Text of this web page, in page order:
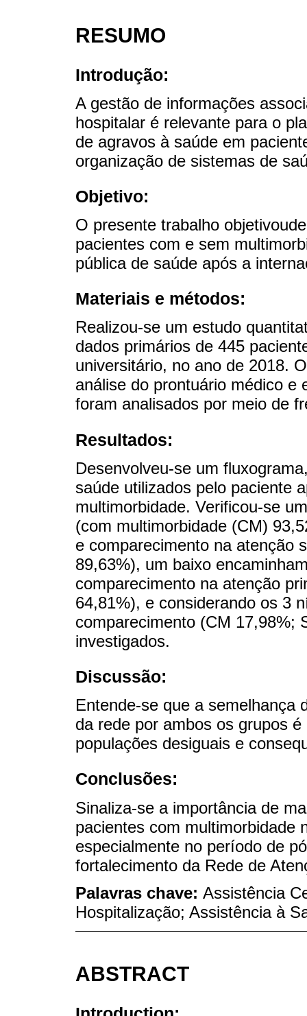
RESUMO
Introdução:
A gestão de informações
hospitalar é relevante para o
de agravos à saúde em
organização de sistemas de
Objetivo:
O presente trabalho
pacientes com e sem
pública de saúde após a
Materiais e métodos:
Realizou-se um estudo
dados primários de 445
universitário, no ano de 2018.
análise do prontuário médico e
foram analisados por meio de
Resultados:
Desenvolveu-se um
saúde utilizados pelo paciente
multimorbidade. Verificou-se
(com multimorbidade (CM)
e comparecimento na atenção
89,63%), um baixo
comparecimento na atenção
64,81%), e considerando os 3
comparecimento (CM 17,98%;
investigados.
Discussão:
Entende-se que a semelhança
da rede por ambos os grupos
populações desiguais e
Conclusões:
Sinaliza-se a importância de
pacientes com multimorbidade
especialmente no período de
fortalecimento da Rede de
Palavras chave: Assistência
Hospitalização; Assistência à
ABSTRACT